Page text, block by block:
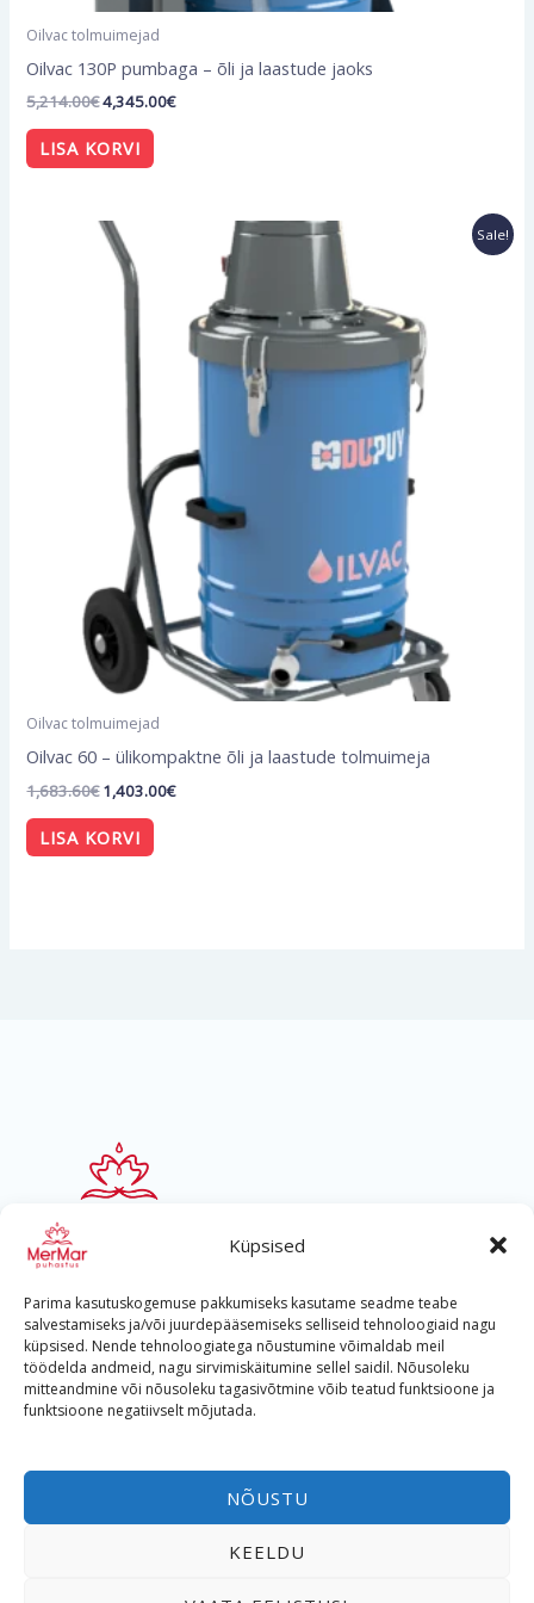
Küpsised
Parima kasutuskogemuse pakkumiseks kasutame seadme teabe
salvestamiseks ja/või juurdepääsemiseks selliseid tehnoloogiaid nagu
küpsised. Nende tehnoloogiatega nõustumine võimaldab meil
töödelda andmeid, nagu sirvimiskäitumine sellel saidil. Nõusoleku
mitteandmine või nõusoleku tagasivõtmine võib teatud funktsioone ja
funktsioone negatiivselt mõjutada.
NÕUSTU
KEELDU
Oilvac tolmuimejad
Oilvac 130P pumbaga – õli ja laastude jaoks
5,214.00€4,345.00€
LISA KORVI
Sale!
Oilvac tolmuimejad
Oilvac 60 – ülikompaktne õli ja laastude tolmuimeja
1,683.60€
Algne
hind
oli:
1,683.60€.
1,403.00€
1,403.00€.
LISA KORVI
Helista
+372 533 400 57
Reg nr. 12784202